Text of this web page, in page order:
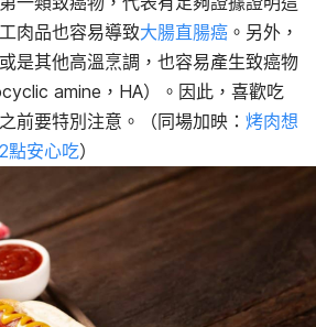
肉品也容易導致大腸直腸癌 。另外，
是其他高溫烹調，也容易產生致癌物
amine，HA）。因此，喜歡吃
前要特別注意。（同場加映： 烤肉想
點安心吃）